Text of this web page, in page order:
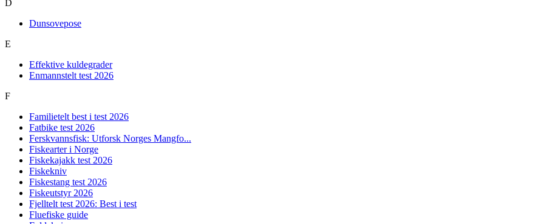
D
Dunsovepose
E
Effektive kuldegrader
Enmannstelt test 2026
F
Familietelt best i test 2026
Fatbike test 2026
Ferskvannsfisk: Utforsk Norges Mangfo...
Fiskearter i Norge
Fiskekajakk test 2026
Fiskekniv
Fiskestang test 2026
Fiskeutstyr 2026
Fjelltelt test 2026: Best i test
Fluefiske guide